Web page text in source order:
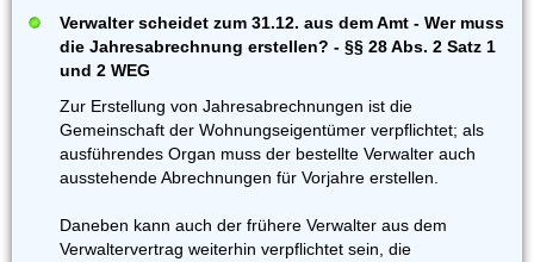
Verwalter scheidet zum 31.12. aus dem Amt - Wer muss
die Jahresabrechnung erstellen? - §§ 28 Abs. 2 Satz 1
und 2 WEG
Zur Erstellung von Jahresabrechnungen ist die
Gemeinschaft der Wohnungseigentümer verpflichtet; als
ausführendes Organ muss der bestellte Verwalter auch
ausstehende Abrechnungen für Vorjahre erstellen.
Daneben kann auch der frühere Verwalter aus dem
Verwaltervertrag weiterhin verpflichtet sein, die